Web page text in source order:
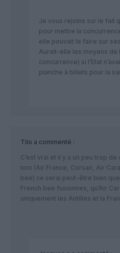
Je vous rejoins sur le fait
pour mettre la
elle pouvait le faire sur
Aurait-elle les moyens de
concurrence) si l’Etat
planche à billets pour la
Tilo a commenté :
C’est vrai et il y a un peu trop
tom (Air France, Corsair, Air
bee) ce serai peut-être bien
French bee fusionnes, qu’Air
uniquement les Antilles et la